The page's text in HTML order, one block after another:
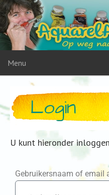
Menu
Login
U kunt hieronder inloggen
Gebruikersnaam of email